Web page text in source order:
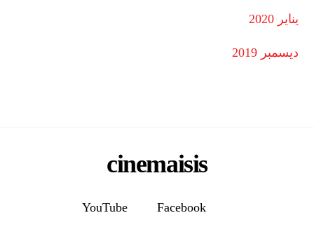
يناير 2020
ديسمبر 2019
cinemaisis